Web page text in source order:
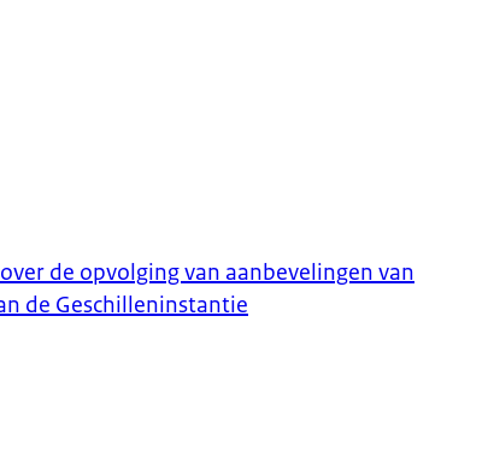
de opvolging van aanbevelingen van
de Geschilleninstantie